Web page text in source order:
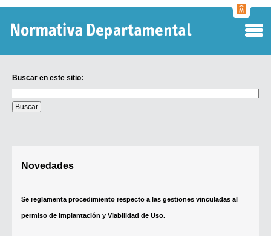
Buscar en este sitio:
en
este
sitio:
Novedades
Se reglamenta procedimiento respecto a las gestiones vinculadas al
permiso de Implantación y Viabilidad de Uso.